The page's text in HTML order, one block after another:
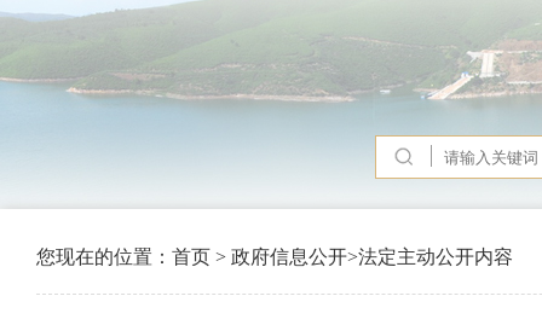
您现在的位置： 首页 > 政府信息公开>法定主动公开内容